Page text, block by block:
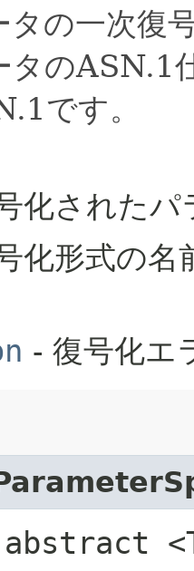
タの一次復
タのASN.1
です。
化されたパ
化形式の名
- 復号化エ